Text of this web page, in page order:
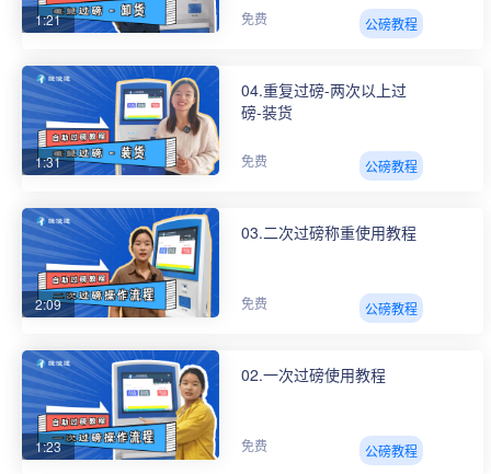
1:21 免费 公磅教程
1:31
04.重复过磅-两次以上过
磅-装货
免费 公磅教程
2:09
03.二次过磅称重使用教程
免费 公磅教程
1:23
02.一次过磅使用教程
免费 公磅教程